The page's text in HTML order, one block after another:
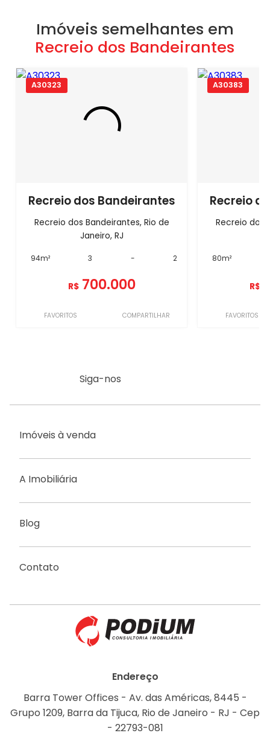
Imóveis semelhantes em
Recreio dos Bandeirantes
A30323
Recreio dos Bandeirantes
Recreio dos Bandeirantes, Rio de
Janeiro, RJ
94m² 3 - 2
R$ 700.000
FAVORITOS COMPARTILHAR
A30383
Recreio
Recreio dos
80m²
R$
FAVORITOS
Siga-nos
Imóveis à venda
A Imobiliária
Blog
Contato
Endereço
Barra Tower Offices - Av. das Américas, 8445 -
Grupo 1209, Barra da Tijuca, Rio de Janeiro - RJ - Cep
- 22793-081